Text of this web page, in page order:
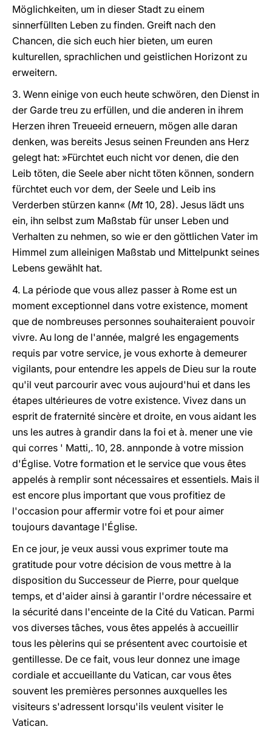
Möglichkeiten, um in dieser Stadt zu einem
sinnerfüllten Leben zu finden. Greift nach den
Chancen, die sich euch hier bieten, um euren
kulturellen, sprachlichen und geistlichen Horizont zu
erweitern.
3. Wenn einige von euch heute schwören, den Dienst in
der Garde treu zu erfüllen, und die anderen in ihrem
Herzen ihren Treueeid erneuern, mögen alle daran
denken, was bereits Jesus seinen Freunden ans Herz
gelegt hat: »Fürchtet euch nicht vor denen, die den
Leib töten, die Seele aber nicht töten können, sondern
fürchtet euch vor dem, der Seele und Leib ins
Verderben stürzen kann« (Mt10, 28). Jesus lädt uns
ein, ihn selbst zum Maßstab für unser Leben und
Verhalten zu nehmen, so wie er den göttlichen Vater im
Himmel zum alleinigen Maßstab und Mittelpunkt seines
Lebens gewählt hat.
4. La période que vous allez passer à Rome est un
moment exceptionnel dans votre existence, moment
que de nombreuses personnes souhaiteraient pouvoir
vivre. Au long de l'année, malgré les engagements
requis par votre service, je vous exhorte à demeurer
vigilants, pour entendre les appels de Dieu sur la route
qu'il veut parcourir avec vous aujourd'hui et dans les
étapes ultérieures de votre existence. Vivez dans un
esprit de fraternité sincère et droite, en vous aidant les
uns les autres à grandir dans la foi et à. mener une vie
qui corres ' Matti,. 10, 28. annponde à votre mission
d'Église. Votre formation et le service que vous êtes
appelés à remplir sont nécessaires et essentiels. Mais il
est encore plus important que vous profitiez de
l'occasion pour affermir votre foi et pour aimer
toujours davantage l'Église.
En ce jour, je veux aussi vous exprimer toute ma
gratitude pour votre décision de vous mettre à la
disposition du Successeur de Pierre, pour quelque
temps, et d'aider ainsi à garantir l'ordre nécessaire et
la sécurité dans l'enceinte de la Cité du Vatican. Parmi
vos diverses tâches, vous êtes appelés à accueillir
tous les pèlerins qui se présentent avec courtoisie et
gentillesse. De ce fait, vous leur donnez une image
cordiale et accueillante du Vatican, car vous êtes
souvent les premières personnes auxquelles les
visiteurs s'adressent lorsqu'ils veulent visiter le
Vatican.